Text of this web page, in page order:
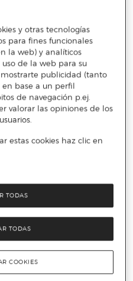
y otras tecnologías
para fines funcionales
la web) y analíticos
de la web para su
publicidad (tanto
base a un perfil
de navegación p.ej.
valorar las opiniones de los
estas cookies haz clic en
TODAS
TODAS
COOKIES